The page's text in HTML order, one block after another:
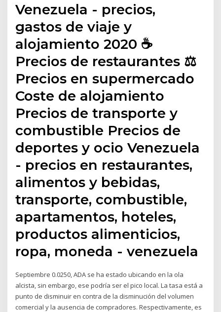
Venezuela - precios,
gastos de viaje y
alojamiento 2020 ☕
Precios de restaurantes ⚖
Precios en supermercado
Coste de alojamiento
Precios de transporte y
combustible Precios de
deportes y ocio Venezuela
- precios en restaurantes,
alimentos y bebidas,
transporte, combustible,
apartamentos, hoteles,
productos alimenticios,
ropa, moneda - venezuela
Septiembre 0.0250, ADA se ha estado ubicando en la ola
alcista, sin embargo, ese podría ser el pico local. La tasa está a
punto de disminuir en contra de la disminución del volumen
comercial y la ausencia de compradores. Respectivamente, es